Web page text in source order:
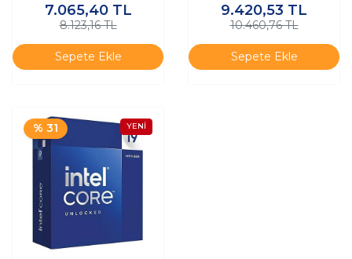
7.065,40 TL
8.123,16 TL
Sepete Ekle
FAN ATX GAMİNG
BİLGİSAYAR KASASI
9.420,53 TL
10.460,76 TL
Sepete Ekle
% 31